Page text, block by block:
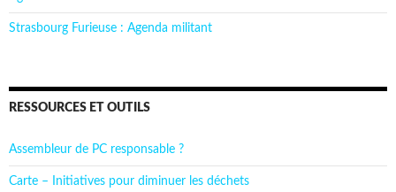
Strasbourg Furieuse : Agenda militant
RESSOURCES ET OUTILS
Assembleur de PC responsable ?
Carte – Initiatives pour diminuer les déchets